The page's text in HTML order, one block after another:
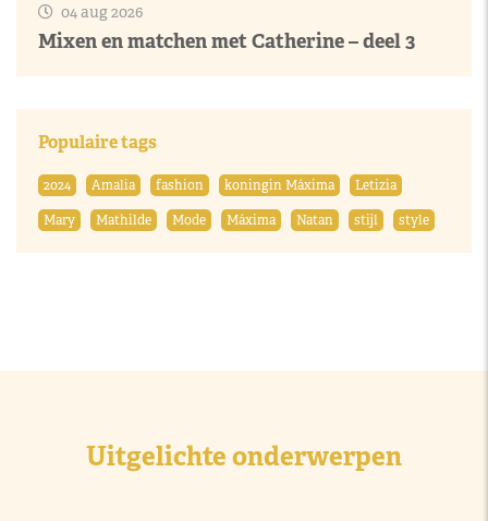
04 aug 2026
Mixen en matchen met Catherine – deel 3
Populaire tags
2024 Amalia fashion koningin Máxima
Letizia
Mary
Mathilde Mode Máxima Natan stijl style
Uitgelichte onderwerpen